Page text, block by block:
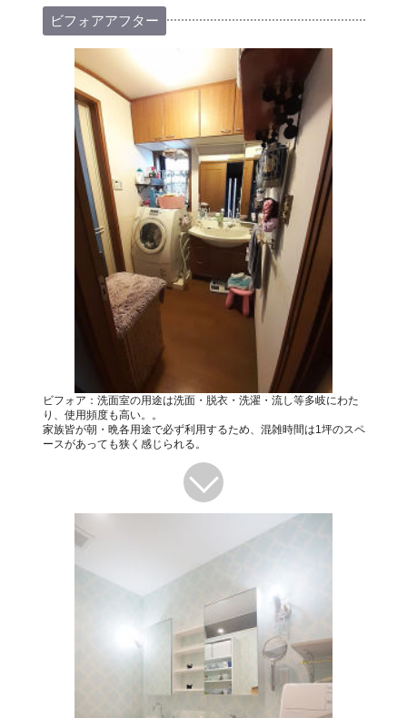
ビフォアアフター
ビフォア：洗面室の用途は洗面・脱衣・洗濯・流し等多岐にわた
り、使用頻度も高い。。
家族皆が朝・晩各用途で必ず利用するため、混雑時間は1坪のスペ
ースがあっても狭く感じられる。